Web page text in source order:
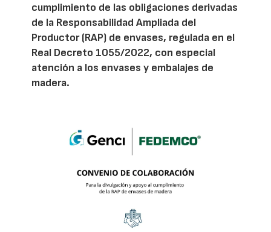
cumplimiento de las obligaciones derivadas
de la Responsabilidad Ampliada del
Productor (RAP) de envases, regulada en el
Real Decreto 1055/2022, con especial
atención a los envases y embalajes de
madera.